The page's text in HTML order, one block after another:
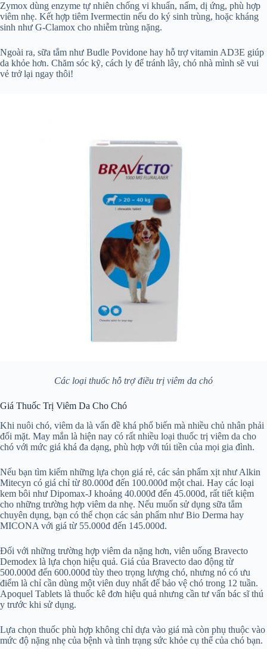
Zymox dùng enzyme tự nhiên chống vi khuẩn, nấm, dị ứng, phù hợp
viêm nhẹ. Kết hợp tiêm Ivermectin nếu do ký sinh trùng, hoặc kháng
sinh như G-Clamox cho nhiễm trùng nặng.
Ngoài ra, sữa tắm như Budle Povidone hay hỗ trợ vitamin AD3E giúp
da khỏe hơn. Chăm sóc kỹ, cách ly để tránh lây, chó nhà mình sẽ vui
vẻ trở lại ngay thôi!
Các loại thuốc hỗ trợ điều trị viêm da chó
Giá Thuốc Trị Viêm Da Cho Chó
Khi nuôi chó, viêm da là vấn đề khá phổ biến mà nhiều chủ nhân phải
đối mặt. May mắn là hiện nay có rất nhiều loại thuốc trị viêm da cho
chó với mức giá khá đa dạng, phù hợp với túi tiền của mọi gia đình.
Nếu bạn tìm kiếm những lựa chọn giá rẻ, các sản phẩm xịt như Alkin
Mitecyn có giá chỉ từ 80.000đ đến 100.000đ một chai. Hay các loại
kem bôi như Dipomax-J khoảng 40.000đ đến 45.000đ, rất tiết kiệm
cho những trường hợp viêm da nhẹ. Nếu muốn sử dụng sữa tắm
chuyên dụng, bạn có thể chọn các sản phẩm như Bio Derma hay
MICONA với giá từ 55.000đ đến 145.000đ.
Đối với những trường hợp viêm da nặng hơn, viên uống Bravecto
Demodex là lựa chọn hiệu quả. Giá của Bravecto dao động từ
500.000đ đến 600.000đ tùy theo trọng lượng chó, nhưng nó có ưu
điểm là chỉ cần dùng một viên duy nhất để bảo vệ chó trong 12 tuần.
Apoquel Tablets là thuốc kê đơn hiệu quả nhưng cần tư vấn bác sĩ thú
y trước khi sử dụng.
Lựa chọn thuốc phù hợp không chỉ dựa vào giá mà còn phụ thuộc vào
mức độ nặng nhẹ của bệnh và tình trạng sức khỏe cụ thể của chó bạn.